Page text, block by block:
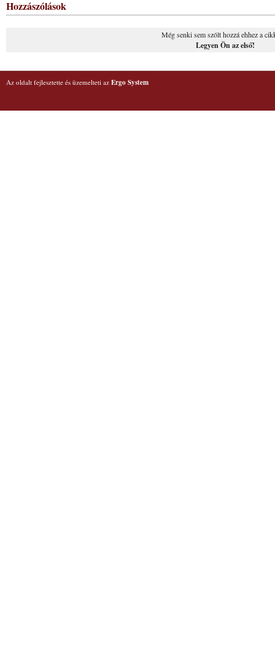
Hozzászólások
Még senki sem szólt hozzá ehhez a
Legyen Ön az első!
Az oldalt fejlesztette és üzemelteti az Ergo System